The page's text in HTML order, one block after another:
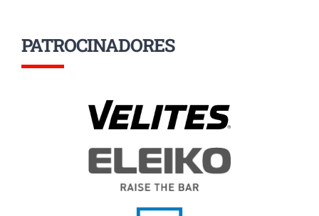
PATROCINADORES